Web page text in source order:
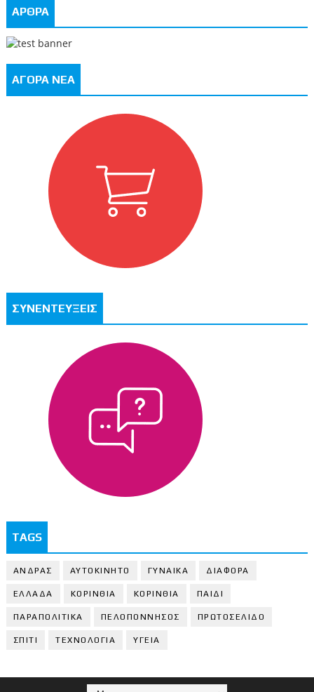
ΑΡΘΡΑ
ΑΓΟΡΑ ΝΕΑ
ΣΥΝΕΝΤΕΥΞΕΙΣ
TAGS
ΑΝΔΡΑΣ ΑΥΤΟΚΙΝΗΤΟ ΓΥΝΑΙΚΑ ΔΙΑΦΟΡΑ
ΕΛΛΑΔΑ ΚΟΡΙΝΘΙΑ ΚΟΡΙΝΘΙA ΠΑΙΔΙ
ΠΑΡΑΠΟΛΙΤΙΚΑ ΠΕΛΟΠΟΝΝΗΣΟΣ ΠΡΩΤΟΣΕΛΙΔΟ
ΣΠΙΤΙ ΤΕΧΝΟΛΟΓΙΑ ΥΓΕΙΑ